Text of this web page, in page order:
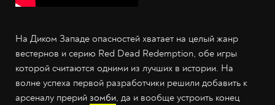
На Диком Западе опасностей хватает на целый жанр
вестернов и серию Red Dead Redemption, обе игры
которой считаются одними из лучших в истории. На
волне успеха первой разработчики решили добавить к
арсеналу прерий зомби, да и вообще устроить конец